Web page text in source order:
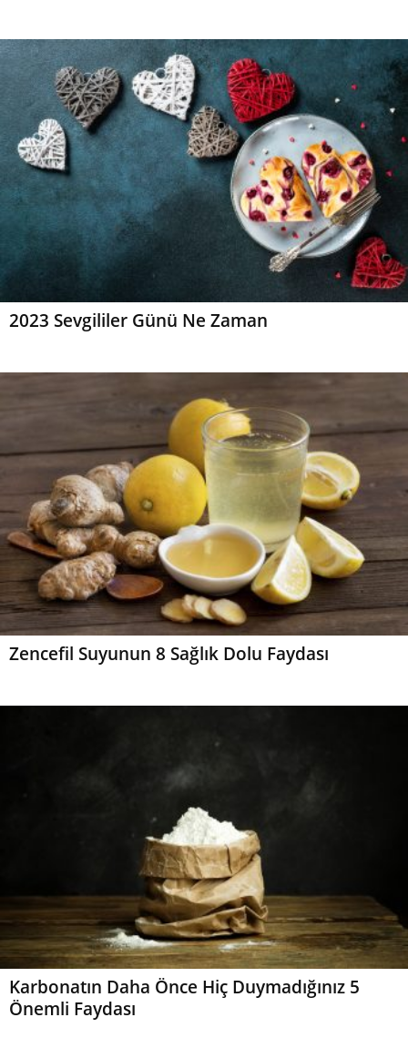
2023 Sevgililer Günü Ne Zaman
Zencefil Suyunun 8 Sağlık Dolu Faydası
Karbonatın Daha Önce Hiç Duymadığınız 5
Önemli Faydası